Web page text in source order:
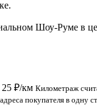
Шоу-Руме в
25 ₽/км Километраж
покупателя в одну